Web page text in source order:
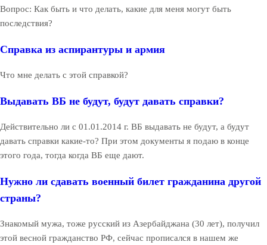
Вопрос: Как быть и что делать, какие для меня могут быть
последствия?
Справка из аспирантуры и армия
Что мне делать с этой справкой?
Выдавать ВБ не будут, будут давать справки?
Действительно ли с 01.01.2014 г. ВБ выдавать не будут, а будут
давать справки какие-то? При этом документы я подаю в конце
этого года, тогда когда ВБ еще дают.
Нужно ли сдавать военный билет гражданина другой
страны?
Знакомый мужа, тоже русский из Азербайджана (30 лет), получил
этой весной гражданство РФ, сейчас прописался в нашем же